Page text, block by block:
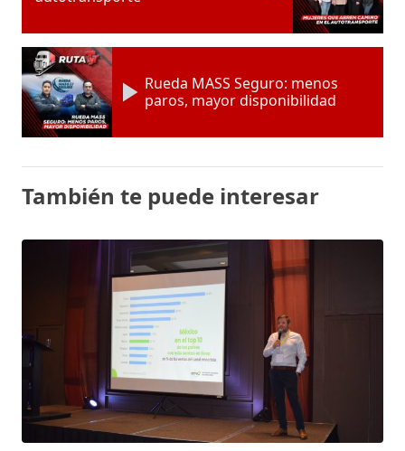
Rueda MASS Seguro: menos
paros, mayor disponibilidad
También te puede interesar